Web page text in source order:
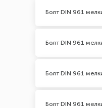
Болт DIN 961
Болт DIN 961
Болт DIN 961
Болт DIN 961